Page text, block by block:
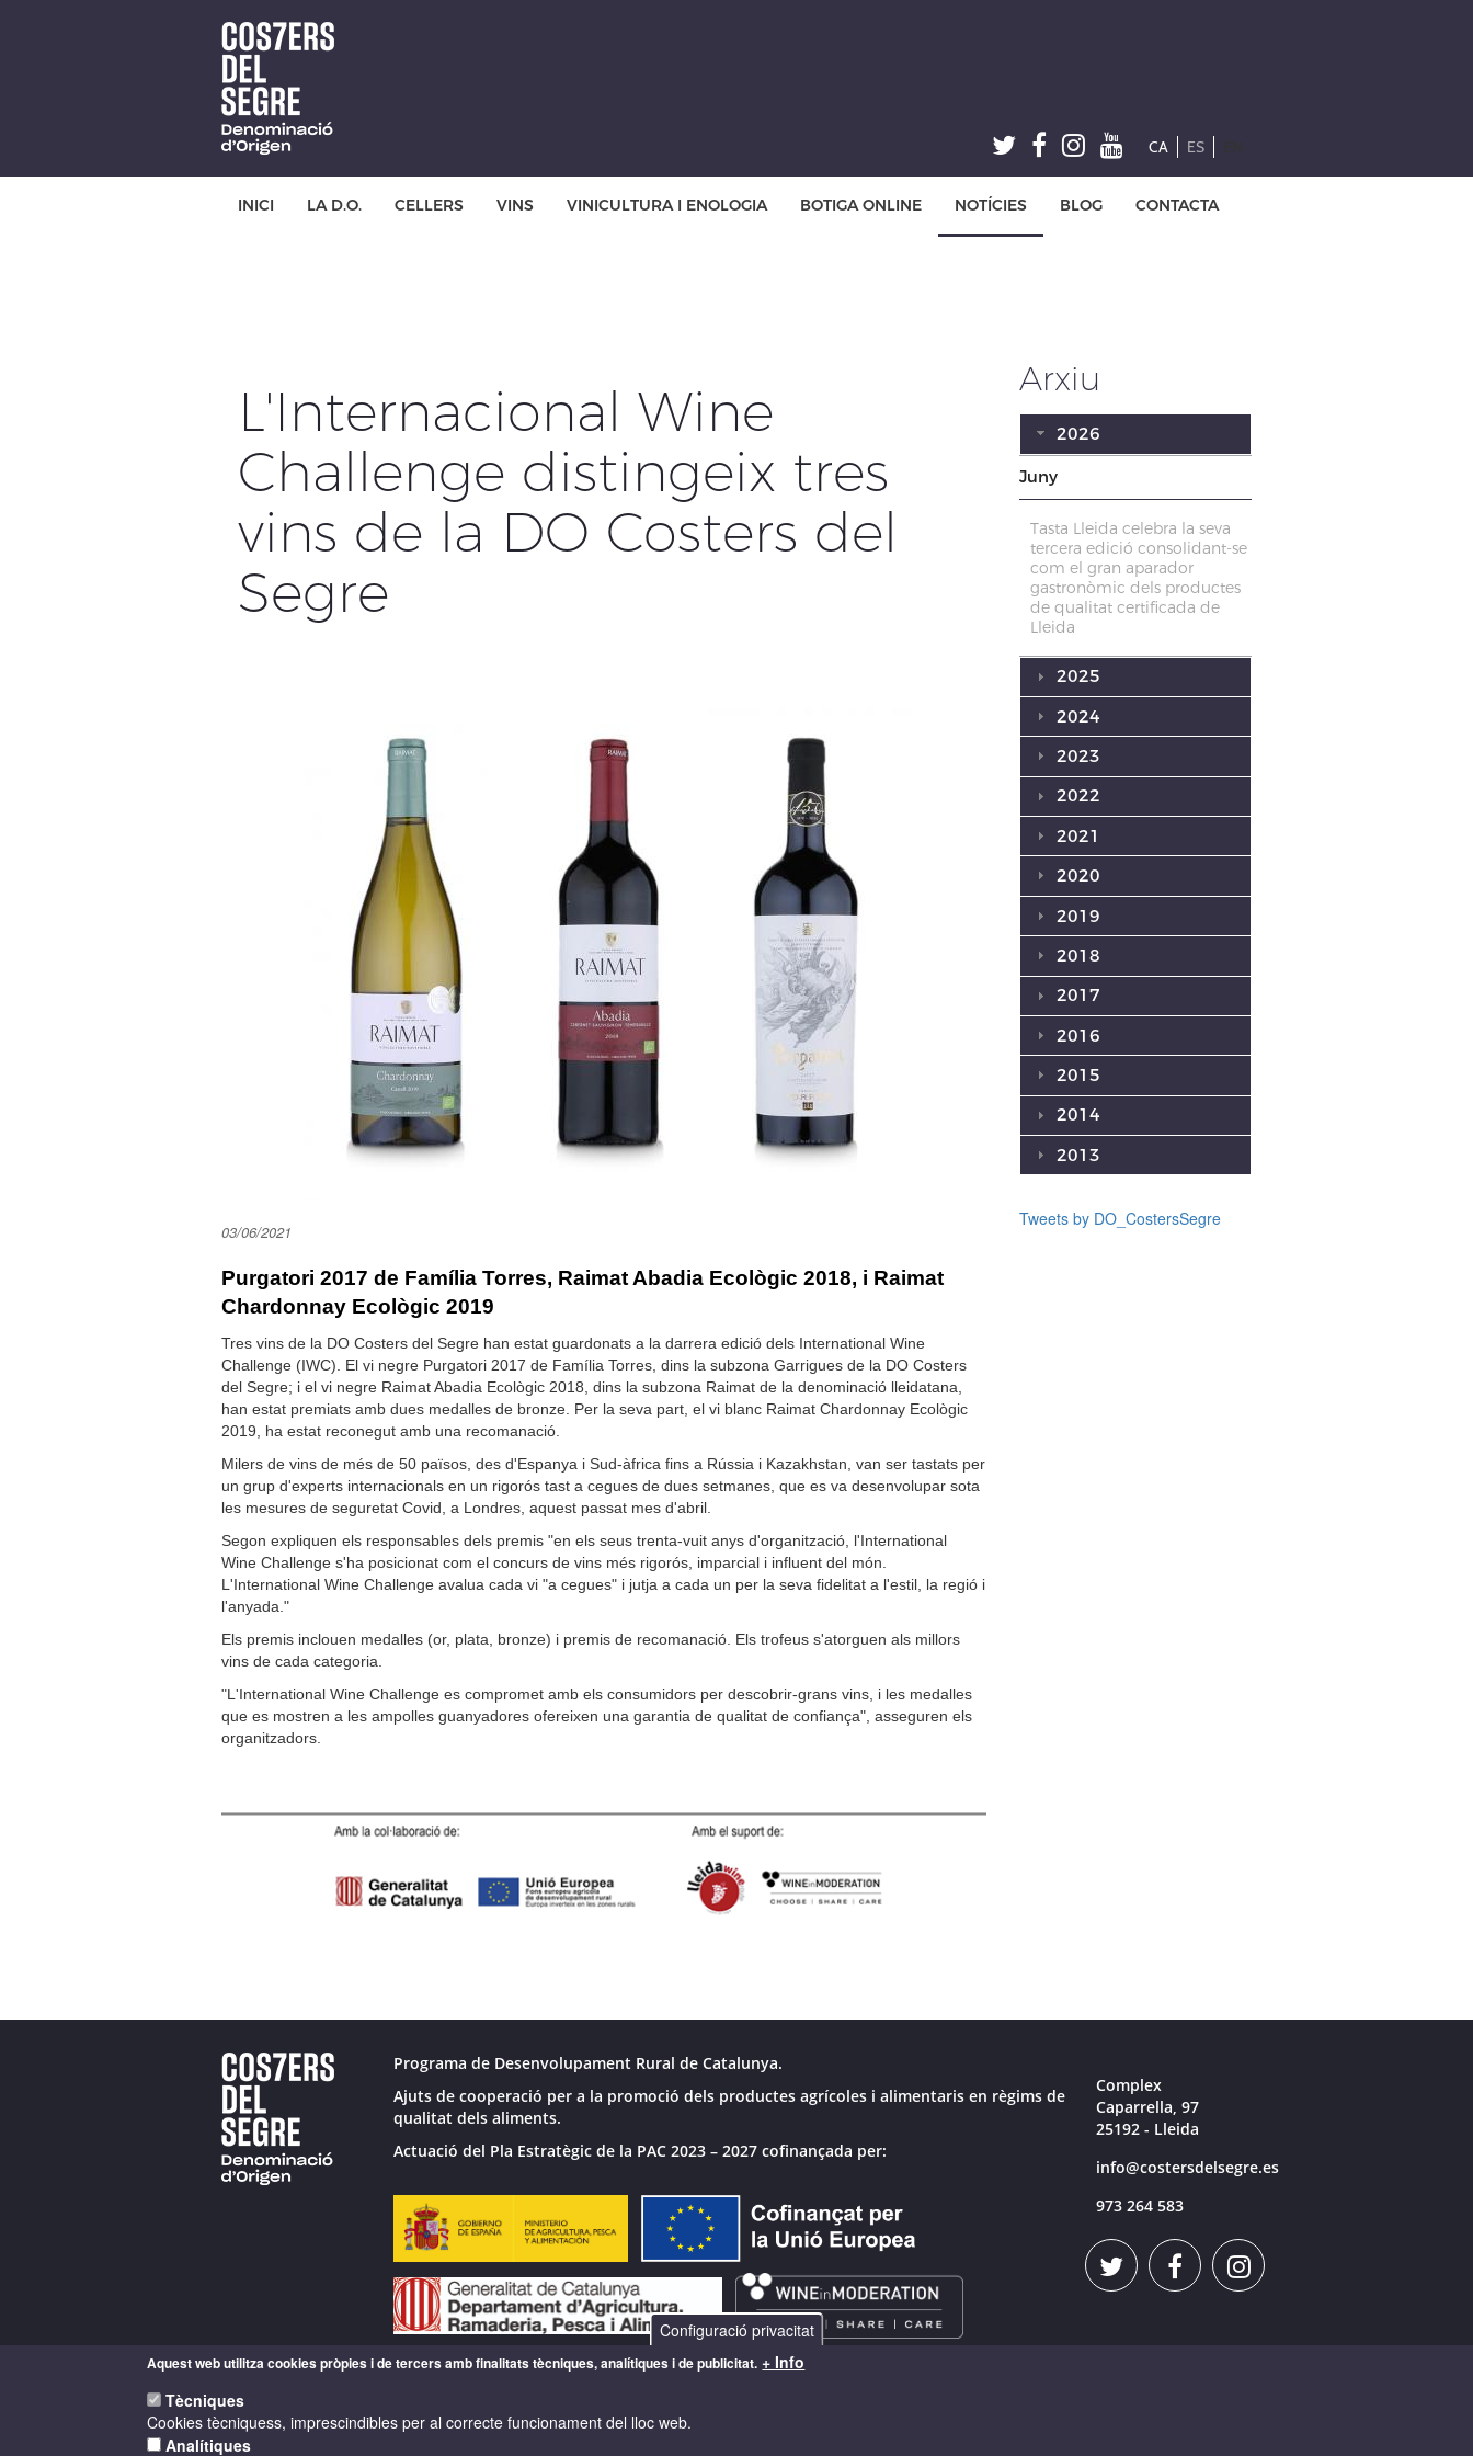
INICI LA D.O. CELLERS VINS VINICULTURA I ENOLOGIA BOTIGA ONLINE NOTÍCIES BLOG CONTACTA
CA ES
L'Internacional Wine
Challenge distingeix tres
vins de la DO Costers del
Segre
03/06/2021
Purgatori 2017 de Família Torres, Raimat Abadia Ecològic 2018, i Raimat
Chardonnay Ecològic 2019
Tres vins de la DO Costers del Segre han estat guardonats a la darrera edició dels International Wine
Challenge (IWC). El vi negre Purgatori 2017 de Família Torres, dins la subzona Garrigues de la DO Costers
del Segre; i el vi negre Raimat Abadia Ecològic 2018, dins la subzona Raimat de la denominació lleidatana,
han estat premiats amb dues medalles de bronze. Per la seva part, el vi blanc Raimat Chardonnay Ecològic
2019, ha estat reconegut amb una recomanació.
Milers de vins de més de 50 països, des d'Espanya i Sud-àfrica fins a Rússia i Kazakhstan, van ser tastats per
un grup d'experts internacionals en un rigorós tast a cegues de dues setmanes, que es va desenvolupar sota
les mesures de seguretat Covid, a Londres, aquest passat mes d'abril.
Segon expliquen els responsables dels premis "en els seus trenta-vuit anys d'organització, l'International
Wine Challenge s'ha posicionat com el concurs de vins més rigorós, imparcial i influent del món.
L'International Wine Challenge avalua cada vi "a cegues" i jutja a cada un per la seva fidelitat a l'estil, la regió i
l'anyada."
Els premis inclouen medalles (or, plata, bronze) i premis de recomanació. Els trofeus s'atorguen als millors
vins de cada categoria.
"L'International Wine Challenge es compromet amb els consumidors per descobrir-grans vins, i les medalles
que es mostren a les ampolles guanyadores ofereixen una garantia de qualitat de confiança", asseguren els
organitzadors.
Arxiu
2026
Juny
Tasta Lleida celebra la seva
tercera edició consolidant-se
com el gran aparador
gastronòmic dels productes
de qualitat certificada de
Lleida
2025
2024
2023
2022
2021
2020
2019
2018
2017
2016
2015
2014
2013
Tweets by DO_CostersSegre
Programa de Desenvolupament Rural de Catalunya.
Ajuts de cooperació per a la promoció dels productes agrícoles i alimentaris en règims de
qualitat dels aliments.
Actuació del Pla Estratègic de la PAC 2023 – 2027 cofinançada per:
Complex
Caparrella, 97
25192 - Lleida
info@costersdelsegre.es
973 264 583
Configuració privacitat
Aquest web utilitza cookies pròpies i de tercers amb finalitats tècniques, analítiques i de publicitat. + Info
Tècniques
Cookies tècniquess, imprescindibles per al correcte funcionament del lloc web.
Analítiques